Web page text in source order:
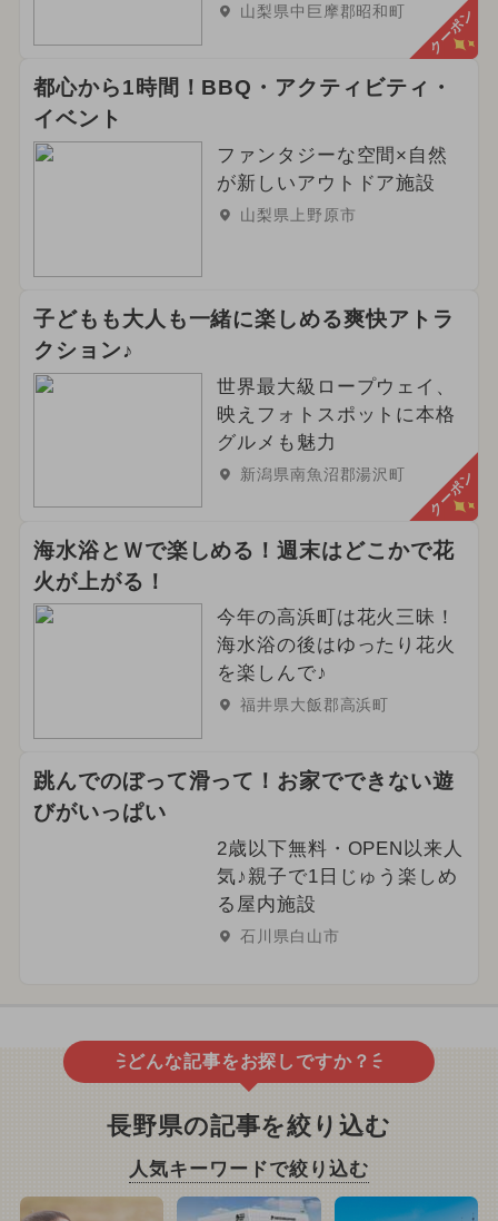
山梨県中巨摩郡昭和町 クーポン
都心から1時間！BBQ・アクティビティ・
イベント
ファンタジーな空間×自然
が新しいアウトドア施設
山梨県上野原市
子どもも大人も一緒に楽しめる爽快アトラ
クション♪
世界最大級ロープウェイ、
映えフォトスポットに本格
グルメも魅力
新潟県南魚沼郡湯沢町 クーポン
海水浴とＷで楽しめる！週末はどこかで花
火が上がる！
今年の高浜町は花火三昧！
海水浴の後はゆったり花火
を楽しんで♪
福井県大飯郡高浜町
跳んでのぼって滑って！お家でできない遊
びがいっぱい
2歳以下無料・OPEN以来人
気♪親子で1日じゅう楽しめ
る屋内施設
石川県白山市
どんな記事をお探しですか？
長野県の記事を絞り込む
人気キーワードで絞り込む